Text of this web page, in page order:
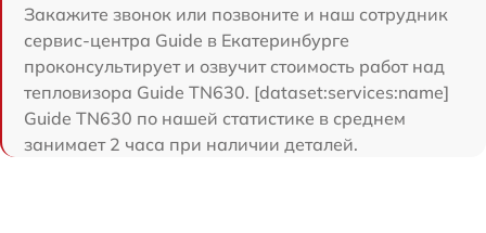
Закажите звонок или позвоните и наш сотрудник
сервис-центра Guide в Екатеринбурге
проконсультирует и озвучит стоимость работ над
тепловизора Guide TN630. [dataset:services:name]
Guide TN630 по нашей статистике в среднем
занимает 2 часа при наличии деталей.